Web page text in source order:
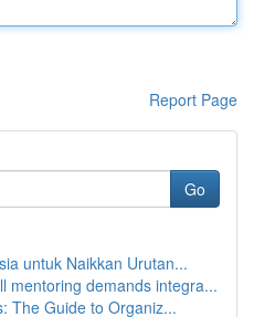
Report Page
Go
untuk Naikkan Urutan...
mentoring demands integra...
The Guide to Organiz...